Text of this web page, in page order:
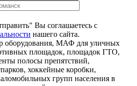
Вы соглашаетесь с
нашего сайта.
оборудования, МАФ для уличных
площадок, площадок ГТО,
полосы препятствий,
хоккейные коробки,
групп населения в